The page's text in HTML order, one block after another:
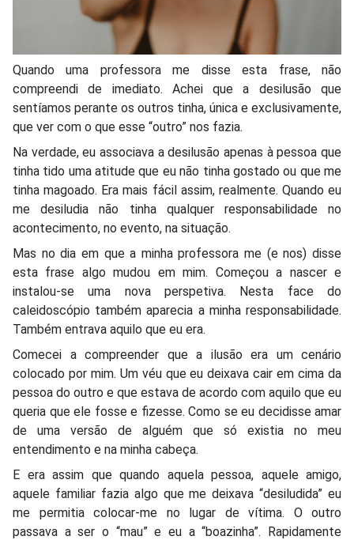
Quando uma professora me disse esta frase, não
compreendi de imediato. Achei que a desilusão que
sentíamos perante os outros tinha, única e exclusivamente,
que ver com o que esse “outro” nos fazia.
Na verdade, eu associava a desilusão apenas à pessoa que
tinha tido uma atitude que eu não tinha gostado ou que me
tinha magoado. Era mais fácil assim, realmente. Quando eu
me desiludia não tinha qualquer responsabilidade no
acontecimento, no evento, na situação.
Mas no dia em que a minha professora me (e nos) disse
esta frase algo mudou em mim. Começou a nascer e
instalou-se uma nova perspetiva. Nesta face do
caleidoscópio também aparecia a minha responsabilidade.
Também entrava aquilo que eu era.
Comecei a compreender que a ilusão era um cenário
colocado por mim. Um véu que eu deixava cair em cima da
pessoa do outro e que estava de acordo com aquilo que eu
queria que ele fosse e fizesse. Como se eu decidisse amar
de uma versão de alguém que só existia no meu
entendimento e na minha cabeça.
E era assim que quando aquela pessoa, aquele amigo,
aquele familiar fazia algo que me deixava “desiludida” eu
me permitia colocar-me no lugar de vítima. O outro
passava a ser o “mau” e eu a “boazinha”. Rapidamente